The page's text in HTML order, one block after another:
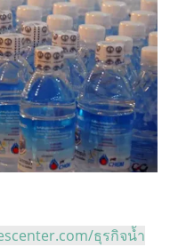
ธุรกิจน้ำ